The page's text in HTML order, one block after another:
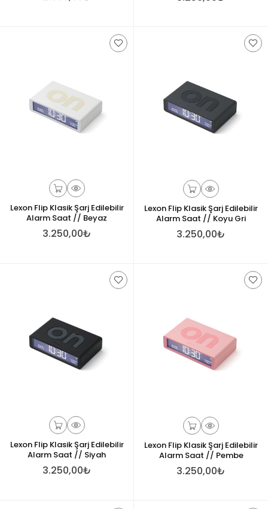
Lexon Flip Klasik Şarj Edilebilir
Alarm Saat // Beyaz
3.250,00₺
Lexon Flip Klasik Şarj Edilebilir
Alarm Saat // Koyu Gri
3.250,00₺
Lexon Flip Klasik Şarj Edilebilir
Alarm Saat // Siyah
3.250,00₺
Lexon Flip Klasik Şarj Edilebilir
Alarm Saat // Pembe
3.250,00₺